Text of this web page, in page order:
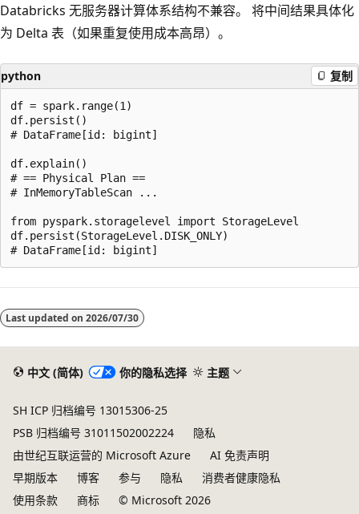
Databricks 无服务器计算体系结构不兼容。 将中间结果具体化
为 Delta 表（如果重复使用成本高昂）。
python 复制
df = spark.range(1)
df.persist()
# DataFrame[id: bigint]
df.explain()
# == Physical Plan ==
# InMemoryTableScan ...
from pyspark.storagelevel import StorageLevel
df.persist(StorageLevel.DISK_ONLY)
模
式
Last updated on 2026/07/30
中文 (简体) 你的隐私选择 主题
SH ICP 归档编号 13015306-25
PSB 归档编号 31011502002224
隐私
由世纪互联运营的 Microsoft Azure
AI 免责声明
早期版本
博客 参与 隐私
消费者健康隐私
使用条款
商标 © Microsoft 2026